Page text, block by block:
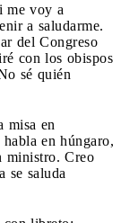
me voy a
a saludarme.
del Congreso
con los obispos
sé quién
misa en
en húngaro,
ministro. Creo
se saluda